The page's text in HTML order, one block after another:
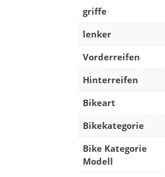
griffe
lenker
Vorderreifen
Hinterreifen
Bikeart
Bikekategorie
Bike Kategorie
Modell